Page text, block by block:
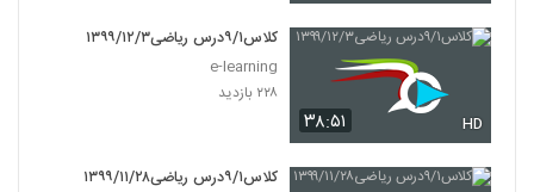
۳۸:۵۱ HD
کلاس۹/۱درس ریاضی۱۳۹۹/۱۲/۳
e-learning
۲۲۸ بازدید
کلاس۹/۱درس ریاضی۱۳۹۹/۱۱/۲۸